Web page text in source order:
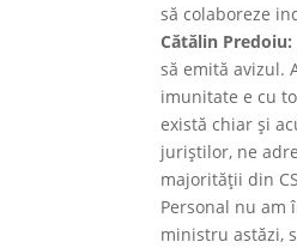
să colaboreze
Cătălin Predoiu:
să emită avizul.
imunitate e cu
există chiar şi
juriştilor, ne
majorităţii din
Personal nu am
ministru astăzi,